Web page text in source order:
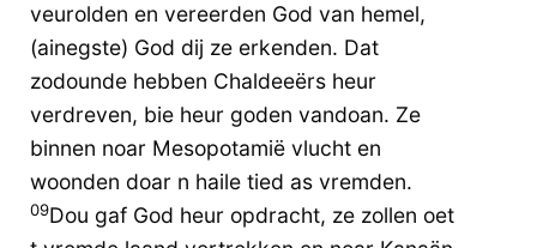
veurolden en vereerden God van hemel,
(ainegste) God dij ze erkenden. Dat
zodounde hebben Chaldeeërs heur
verdreven, bie heur goden vandoan. Ze
binnen noar Mesopotamië vlucht en
woonden doar n haile tied as vremden.
09Dou gaf God heur opdracht, ze zollen oet